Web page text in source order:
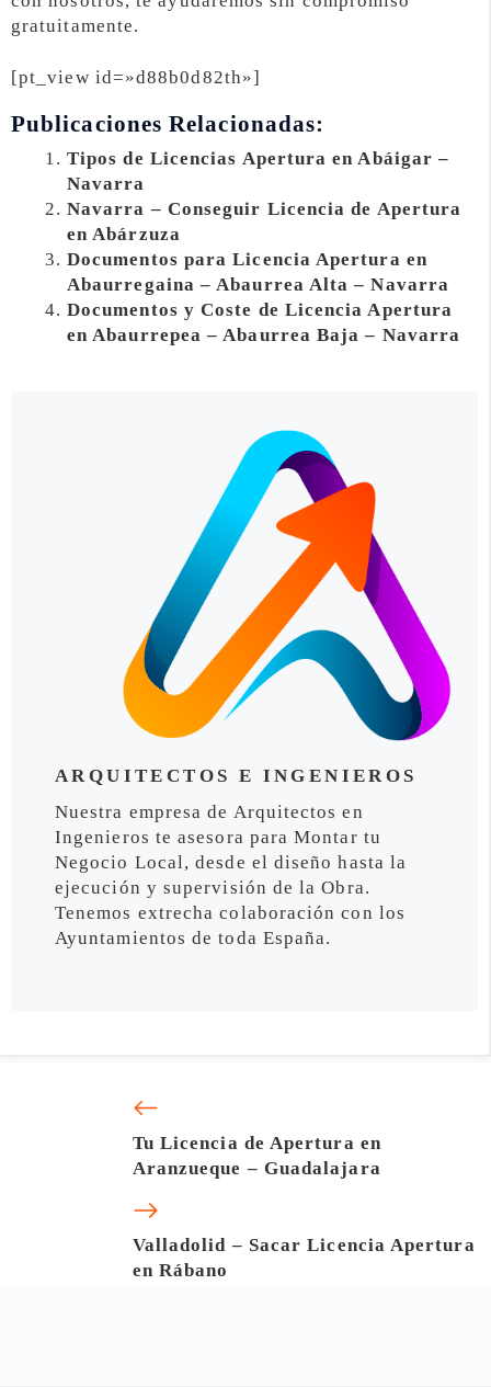
gratuitamente.
[pt_view id=»d88b0d82th»]
Publicaciones Relacionadas:
Tipos de Licencias Apertura en Abáigar –
Navarra
Navarra – Conseguir Licencia de Apertura
en Abárzuza
Documentos para Licencia Apertura en
Abaurregaina – Abaurrea Alta – Navarra
Documentos y Coste de Licencia Apertura
en Abaurrepea – Abaurrea Baja – Navarra
ARQUITECTOS E INGENIEROS
Nuestra empresa de Arquitectos en
Ingenieros te asesora para Montar tu
Negocio Local, desde el diseño hasta la
ejecución y supervisión de la Obra.
Tenemos extrecha colaboración con los
Ayuntamientos de toda España.
Tu Licencia de Apertura en
Aranzueque – Guadalajara
Valladolid – Sacar Licencia Apertura
en Rábano